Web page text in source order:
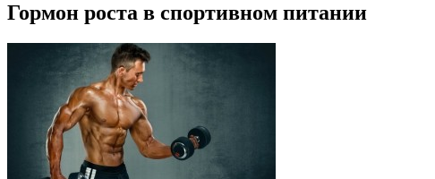
Гормон роста в спортивном питании